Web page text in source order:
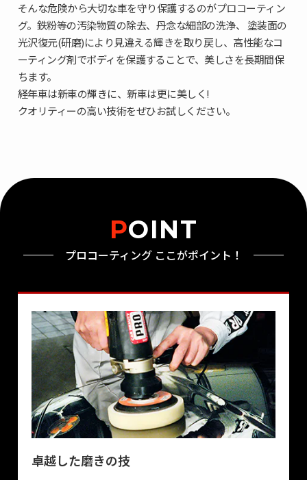
そんな危険から大切な車を守り保護するのがプロコーティン
グ。鉄粉等の汚染物質の除去、丹念な細部の洗浄、 塗装面の
光沢復元(研磨)により見違える輝きを取り戻し、高性能なコ
ーティング剤でボディを保護することで、美しさを長期間保
ちます。
経年車は新車の輝きに、新車は更に美しく!
クオリティーの高い技術をぜひお試しください。
プロコーティング ここがポイント！
POINT
卓越した磨きの技